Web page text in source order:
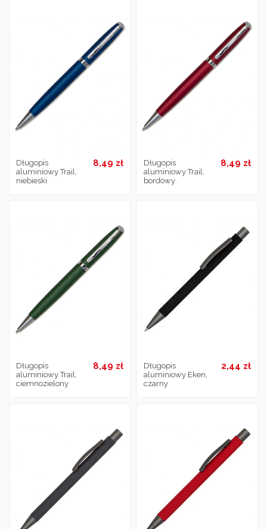
Długopis
aluminiowy Trail,
niebieski
8,49 zł
Długopis
aluminiowy Trail,
bordowy
8,49 zł
Długopis
aluminiowy Trail,
ciemnozielony
8,49 zł
Długopis
aluminiowy Eken,
czarny
2,44 zł